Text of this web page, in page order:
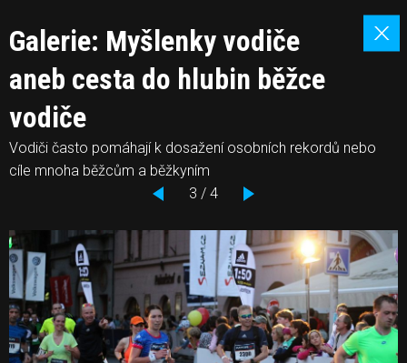
Galerie: Myšlenky vodiče
aneb cesta do hlubin běžce
vodiče
Vodiči často pomáhají k dosažení osobních rekordů nebo
cíle mnoha běžcům a běžkyním
3 / 4